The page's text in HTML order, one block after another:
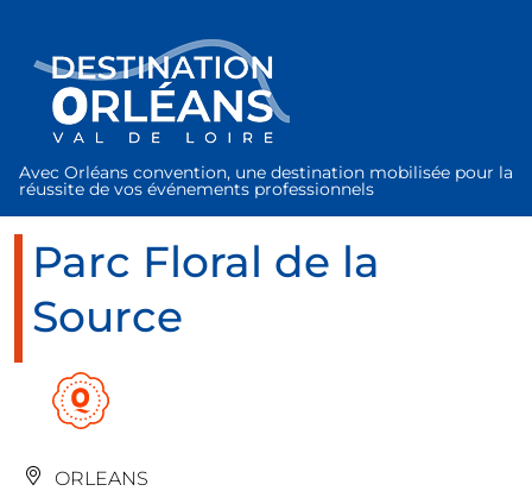
Avec Orléans convention, une destination mobilisée pour la
réussite de vos événements professionnels
Parc Floral de la
Source
ORLEANS